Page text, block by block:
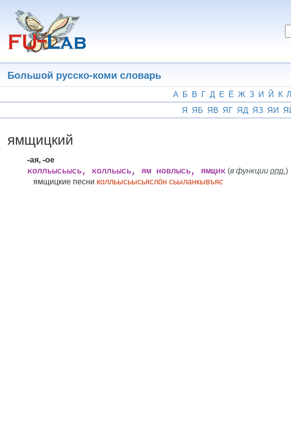
основному
содержанию
Большой русско-коми словарь
А Б В Г Д Е Ё Ж З И Й К Л
Я ЯБ ЯВ ЯГ ЯД ЯЗ ЯИ
ямщицкий
-ая, -ое
колльысьысь, колльысь, ям новлысь, ямщик (в функцииопр.)
ямщицкие песни колльысьысьяслӧн сьыланкывъяс